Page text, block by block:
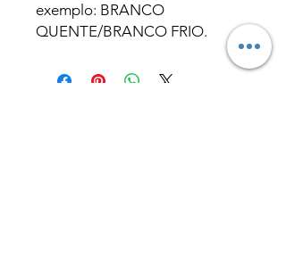
exemplo: BRANCO
QUENTE/BRANCO FRIO.